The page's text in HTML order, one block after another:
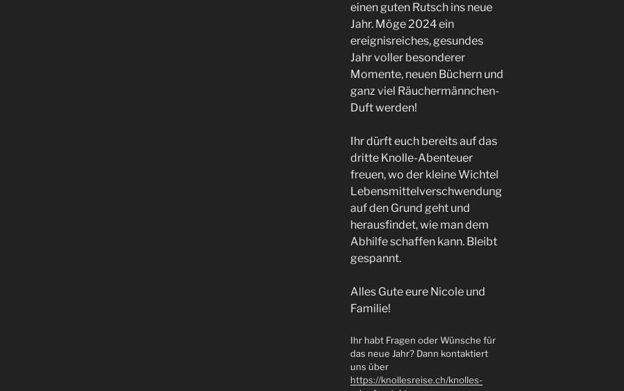
einen guten Rutsch ins neue
Jahr. Möge 2024 ein
ereignisreiches, gesundes
Jahr voller besonderer
Momente, neuen Büchern und
ganz viel Räuchermännchen-
Duft werden!
Ihr dürft euch bereits auf das
dritte Knolle-Abenteuer
freuen, wo der kleine Wichtel
Lebensmittelverschwendung
auf den Grund geht und
herausfindet, wie man dem
Abhilfe schaffen kann. Bleibt
gespannt.
Alles Gute eure Nicole und
Familie!
Ihr habt Fragen oder Wünsche für
das neue Jahr? Dann kontaktiert
uns über
https://knollesreise.ch/knolles-